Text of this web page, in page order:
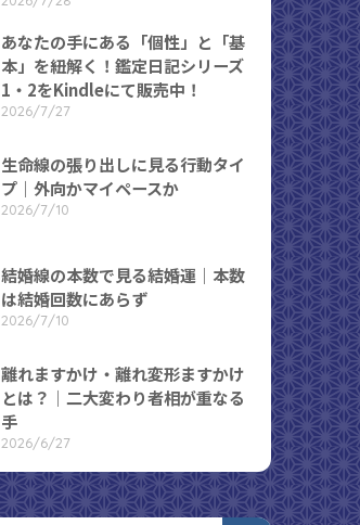
あなたの手にある「個性」と「基
本」を紐解く！鑑定日記シリーズ
1・2をKindleにて販売中！
2026/7/27
生命線の張り出しに見る行動タイ
プ｜外向かマイペースか
2026/7/10
結婚線の本数で見る結婚運｜本数
は結婚回数にあらず
2026/7/10
離れますかけ・離れ変形ますかけ
とは？｜二大変わり者相が重なる
手
2026/6/27